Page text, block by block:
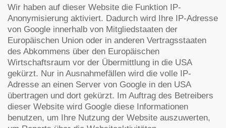
Wir haben auf dieser Website die Funktion IP-
Anonymisierung aktiviert. Dadurch wird Ihre IP-Adresse
von Google innerhalb von Mitgliedstaaten der
Europäischen Union oder in anderen Vertragsstaaten
des Abkommens über den Europäischen
Wirtschaftsraum vor der Übermittlung in die USA
gekürzt. Nur in Ausnahmefällen wird die volle IP-
Adresse an einen Server von Google in den USA
übertragen und dort gekürzt. Im Auftrag des Betreibers
dieser Website wird Google diese Informationen
benutzen, um Ihre Nutzung der Website auszuwerten,